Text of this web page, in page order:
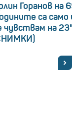
Горанов на 69!
са само
чувствам на 23"